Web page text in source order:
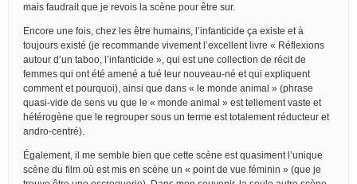
mais faudrait que je revois la scène pour être sur.
Encore une fois, chez les être humains, l’infanticide ça existe et à
toujours existé (je recommande vivement l’excellent livre « Réflexions
autour d’un taboo, l’infanticide », qui est une collection de récit de
femmes qui ont été amené a tué leur nouveau-né et qui expliquent
comment et pourquoi), ainsi que dans « le monde animal » (phrase
quasi-vide de sens vu que le « monde animal » est tellement vaste et
hétérogène que le regrouper sous un terme est totalement réducteur et
andro-centré).
Également, il me semble bien que cette scène est quasiment l’unique
scène du film où est mis en scène un « point de vue féminin » (que je